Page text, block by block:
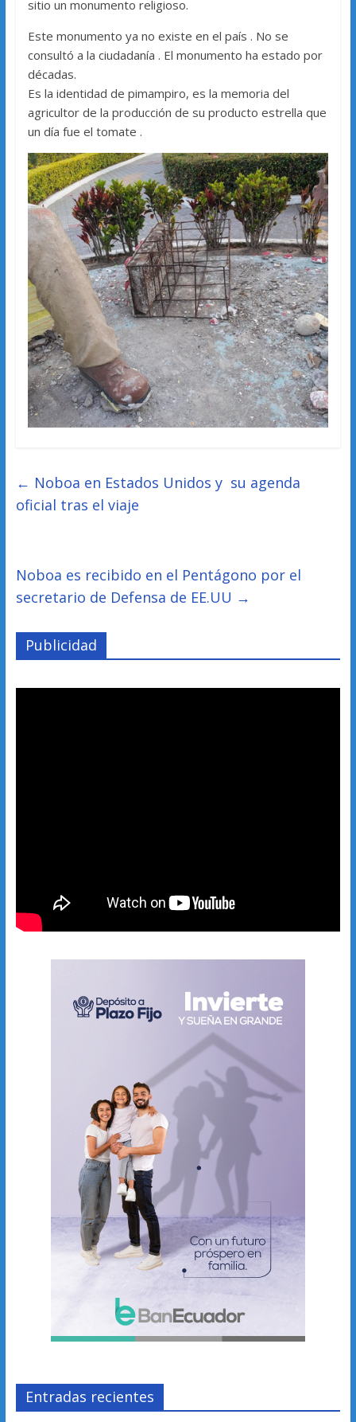
sitio un monumento religioso.
Este monumento ya no existe en el país . No se
consultó a la ciudadanía . El monumento ha estado por
décadas.
Es la identidad de pimampiro, es la memoria del
agricultor de la producción de su producto estrella que
un día fue el tomate .
← Noboa en Estados Unidos y su agenda
oficial tras el viaje
Noboa es recibido en el Pentágono por el
secretario de Defensa de EE.UU →
Publicidad
Entradas recientes